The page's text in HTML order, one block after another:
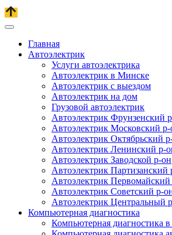
Главная
Автоэлектрик
Услуги автоэлектрика
Автоэлектрик в Минске
Автоэлектрик с выездом
Автоэлектрик на дом
Грузовой автоэлектрик
Автоэлектрик Фрунзенский
Автоэлектрик Московский р-
Автоэлектрик Октябрьский
Автоэлектрик Ленинский р-
Автоэлектрик Заводской р-он
Автоэлектрик Партизанский
Автоэлектрик Первомайский
Автоэлектрик Советский р-
Автоэлектрик Центральный
Компьютерная диагностика
Компьютерная диагностика